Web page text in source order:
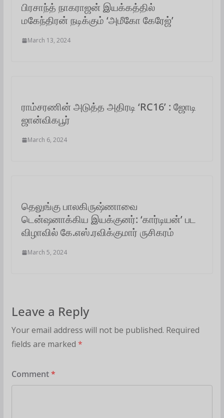
பிரசாந்த் நாகராஜன் இயக்கத்தில்
மகேந்திரன் நடிக்கும் ‘அமீகோ கேரேஜ்’
March 13, 2024
ராம்சரணின் அடுத்த அதிரடி ‘RC16’ : ஜோடி
ஜான்விகபூர்
March 6, 2024
தெலுங்கு பாலகிருஷ்ணாவை
டென்ஷனாக்கிய இயக்குனர்: ‘கார்டியன்’ பட
விழாவில் கே.எஸ்.ரவிக்குமார் ருசிகரம்
March 5, 2024
Leave a Reply
Your email address will not be published. Required
fields are marked *
Comment*